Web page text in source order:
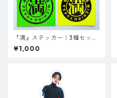
『満』ステッカー｜3種セット
（蛍光グリーン・イエロー・
ピンク）
¥1,000